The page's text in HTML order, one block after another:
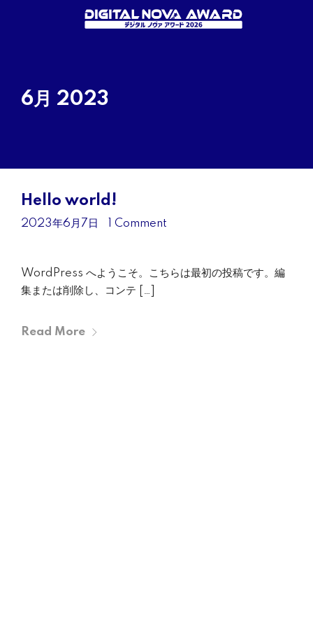
6月 2023
Hello world!
2023年6月7日 1 Comment
WordPress へようこそ。こちらは最初の投稿です。編
集または削除し、コンテ […]
Read More